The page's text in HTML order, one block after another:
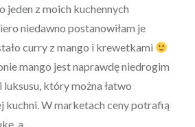
z moich kuchennych
niedawno postanowiłam je
curry z mango i krewetkami
mango jest naprawdę niedrogim
który można łatwo
kuchni. W marketach ceny potrafią
a…